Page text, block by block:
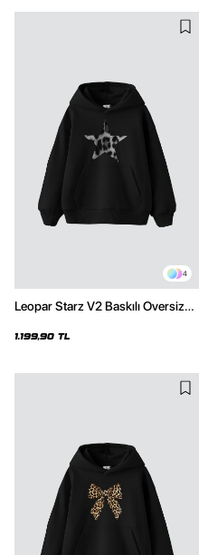
4
Leopar Starz V2 Baskılı Oversize
1.199,90 TL